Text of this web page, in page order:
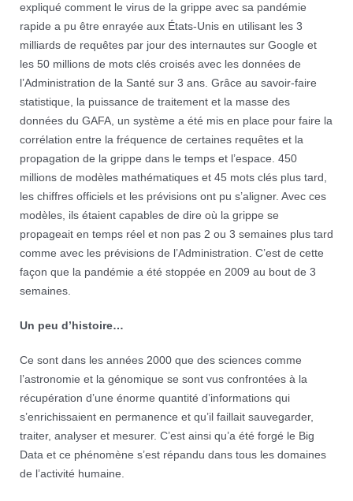
expliqué comment le virus de la grippe avec sa pandémie
rapide a pu être enrayée aux États-Unis en utilisant les 3
milliards de requêtes par jour des internautes sur Google et
les 50 millions de mots clés croisés avec les données de
l’Administration de la Santé sur 3 ans. Grâce au savoir-faire
statistique, la puissance de traitement et la masse des
données du GAFA, un système a été mis en place pour faire la
corrélation entre la fréquence de certaines requêtes et la
propagation de la grippe dans le temps et l’espace. 450
millions de modèles mathématiques et 45 mots clés plus tard,
les chiffres officiels et les prévisions ont pu s’aligner. Avec ces
modèles, ils étaient capables de dire où la grippe se
propageait en temps réel et non pas 2 ou 3 semaines plus tard
comme avec les prévisions de l’Administration. C’est de cette
façon que la pandémie a été stoppée en 2009 au bout de 3
semaines.
Un peu d’histoire…
Ce sont dans les années 2000 que des sciences comme
l’astronomie et la génomique se sont vus confrontées à la
récupération d’une énorme quantité d’informations qui
s’enrichissaient en permanence et qu’il faillait sauvegarder,
traiter, analyser et mesurer. C’est ainsi qu’a été forgé le Big
Data et ce phénomène s’est répandu dans tous les domaines
de l’activité humaine.